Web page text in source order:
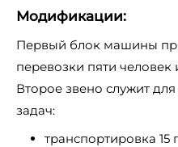
Модификации:
Первый блок машины
перевозки пяти
Второе звено служит
задач:
транспортировка 15